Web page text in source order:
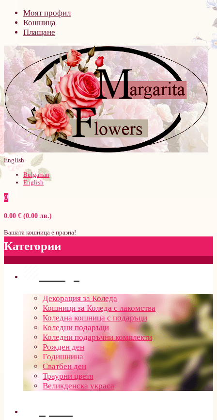
Моят профил
Кошница
Плащане
English
Bulgarian
English
0
0.00 € (0.00 лв.)
Вашата кошница е празна!
Категории
Декорация за Коледа
Кошници за Коледа с лакомства
Коледна кошница с подаръци
Коледни подаръци
Коледни подаръчни комплекти
Рожден ден
Годишнина
Сватбен ден
Траурни цветя
Великденска украса